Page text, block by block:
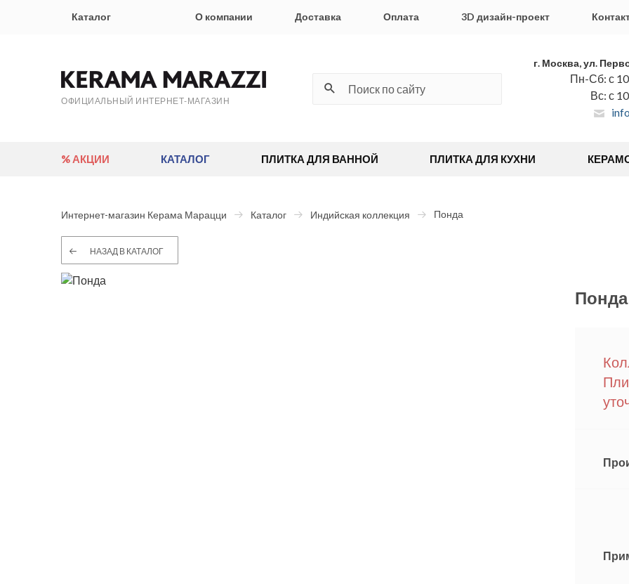
Каталог О компании Доставка Оплата 3D дизайн-проект
ОФИЦИАЛЬНЫЙ ИНТЕРНЕТ-МАГАЗИН
г. Москва, ул.
Пн-Сб: с
Вс: с
% АКЦИИ КАТАЛОГ ПЛИТКА ДЛЯ ВАННОЙ ПЛИТКА ДЛЯ КУХНИ
Интернет-магазин Керама Марацци Каталог Индийская коллекция Понда
НАЗАД В КАТАЛОГ
Понда